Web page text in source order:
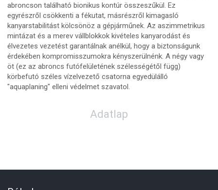
abroncson található bionikus kontúr összeszűkül. Ez
egyrészről csökkenti a fékutat, másrészről kimagasló
kanyarstabilitást kölcsönöz a gépjárműnek. Az aszimmetrikus
mintázat és a merev vállblokkok kivételes kanyarodást és
élvezetes vezetést garantálnak anélkül, hogy a biztonságunk
érdekében kompromisszumokra kényszerülnénk. A négy vagy
öt (ez az abroncs futófelületének szélességétől függ)
körbefutó széles vízelvezető csatorna egyedülálló
"aquaplaning" elleni védelmet szavatol.
Adatlap